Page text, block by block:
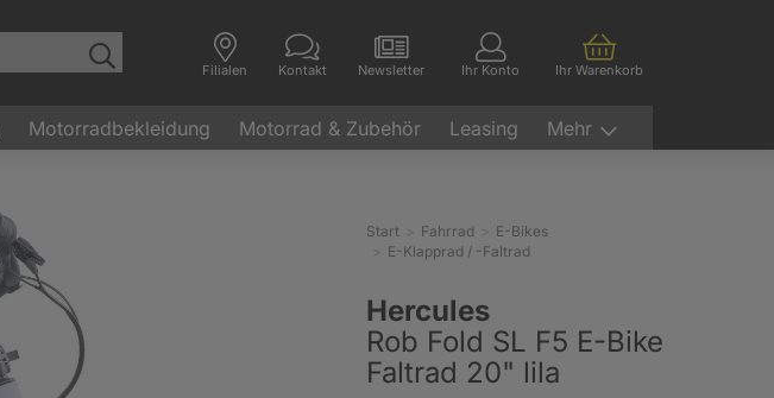
Filialen Kontakt Newsletter Ihr Konto Ihr Warenkorb
Motorradbekleidung Motorrad & Zubehör Leasing Mehr
Start Fahrrad
E-Bikes
E-Klapprad / -Faltrad
Hercules
Rob Fold SL F5 E-Bike
Faltrad 20" lila